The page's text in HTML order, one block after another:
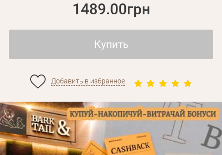
1489.00грн
Купить
Добавить в избранное